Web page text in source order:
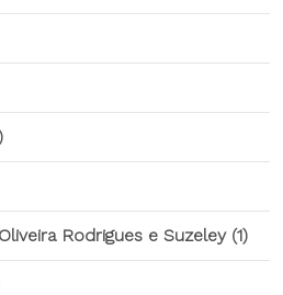
Rodrigues e Suzeley (1)